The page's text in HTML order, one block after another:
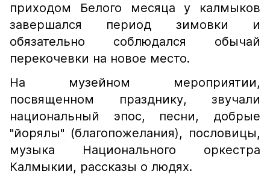
приходом Белого месяца у калмыков
завершался период зимовки и
обязательно соблюдался обычай
перекочевки на новое место.
На музейном мероприятии,
посвященном празднику, звучали
национальный эпос, песни, добрые
"йорялы" (благопожелания), пословицы,
музыка Национального оркестра
Калмыкии, рассказы о людях.